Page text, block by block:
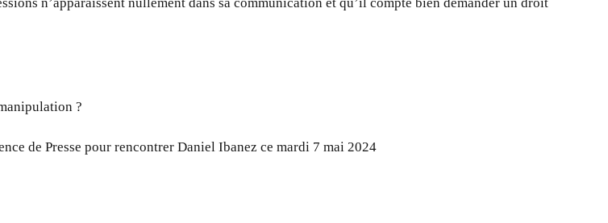
?
de Presse pour rencontrer Daniel Ibanez ce mardi 7 mai 2024